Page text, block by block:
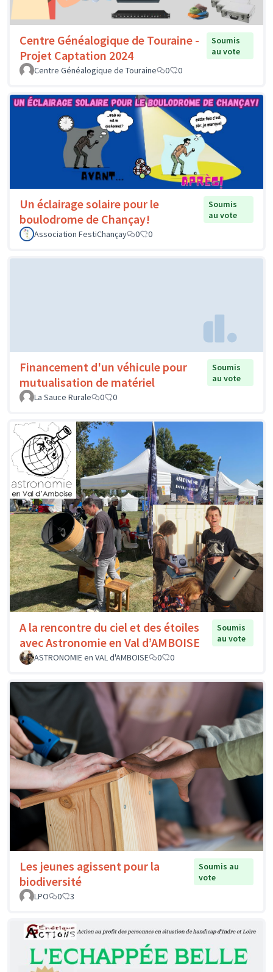
Centre Généalogique de Touraine -
Projet Captation 2024
Soumis
au vote
Centre Généalogique de Touraine
0 0
Un éclairage solaire pour le
boulodrome de Chançay!
Soumis
au vote
Association FestiChançay
0 0
Financement d'un véhicule pour
mutualisation de matériel
Soumis
au vote
La Sauce Rurale
0 0
A la rencontre du ciel et des étoiles
avec Astronomie en Val d’AMBOISE
Soumis
au vote
ASTRONOMIE en VAL d'AMBOISE
0 0
Les jeunes agissent pour la
biodiversité
Soumis au
vote
LPO
0 3